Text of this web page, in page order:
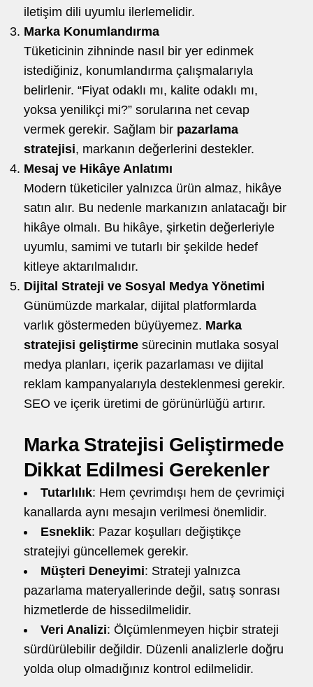
iletişim dili uyumlu ilerlemelidir.
Marka Konumlandırma
Tüketicinin zihninde nasıl bir yer edinmek
istediğiniz, konumlandırma çalışmalarıyla
belirlenir. “Fiyat odaklı mı, kalite odaklı mı,
yoksa yenilikçi mi?” sorularına net cevap
vermek gerekir. Sağlam bir pazarlama
stratejisi, markanın değerlerini destekler.
Mesaj ve Hikâye Anlatımı
Modern tüketiciler yalnızca ürün almaz, hikâye
satın alır. Bu nedenle markanızın anlatacağı bir
hikâye olmalı. Bu hikâye, şirketin değerleriyle
uyumlu, samimi ve tutarlı bir şekilde hedef
kitleye aktarılmalıdır.
Dijital Strateji ve Sosyal Medya Yönetimi
Günümüzde markalar, dijital platformlarda
varlık göstermeden büyüyemez. Marka
stratejisi geliştirme sürecinin mutlaka sosyal
medya planları, içerik pazarlaması ve dijital
reklam kampanyalarıyla desteklenmesi gerekir.
SEO ve içerik üretimi de görünürlüğü artırır.
Marka Stratejisi Geliştirmede
Dikkat Edilmesi Gerekenler
Tutarlılık: Hem çevrimdışı hem de çevrimiçi
kanallarda aynı mesajın verilmesi önemlidir.
Esneklik: Pazar koşulları değiştikçe
stratejiyi güncellemek gerekir.
Müşteri Deneyimi: Strateji yalnızca
pazarlama materyallerinde değil, satış sonrası
hizmetlerde de hissedilmelidir.
Veri Analizi: Ölçümlenmeyen hiçbir strateji
sürdürülebilir değildir. Düzenli analizlerle doğru
yolda olup olmadığınız kontrol edilmelidir.